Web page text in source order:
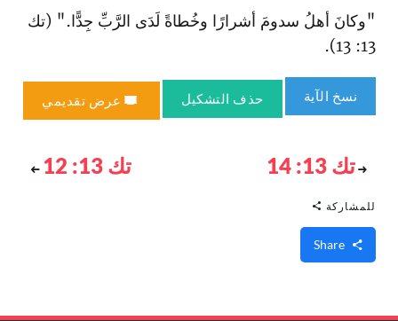
"وكانَ أهلُ سدومَ أشرارًا وخُطاةً لَدَى الرَّبِّ جِدًّا." (تك
13: 13).
نسخ الآية حذف التشكيل عرض تقديمي
تك 13: 14 تك 13: 12
للمشاركة